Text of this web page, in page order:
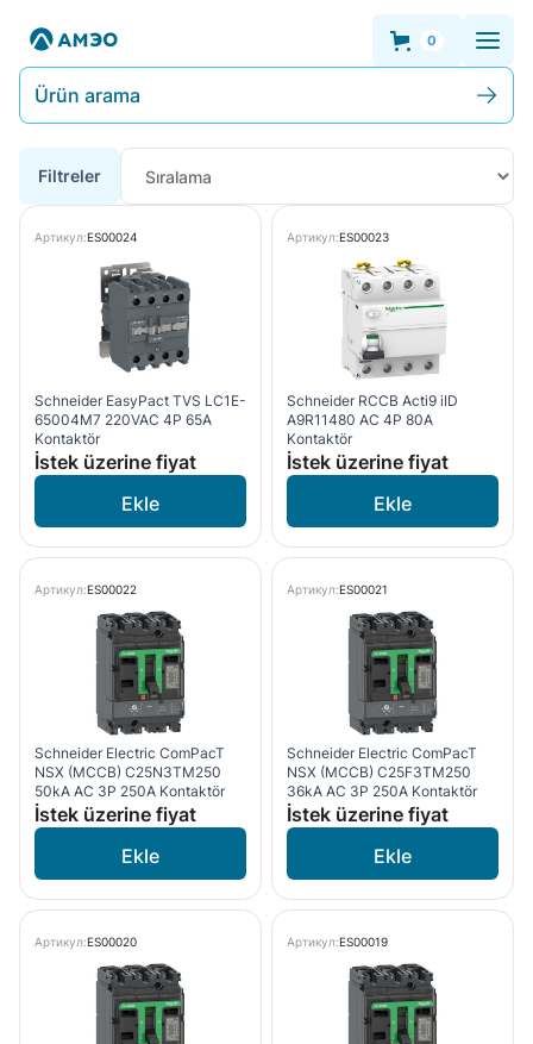
0
Ürün arama
Filtreler
Артикул:ES00024
Schneider EasyPact TVS LC1E-
65004M7 220VAC 4P 65A
Kontaktör
İstek üzerine fiyat
Артикул:ES00023
Schneider RCCB Acti9 iID
A9R11480 AC 4P 80A
Kontaktör
İstek üzerine fiyat
Артикул:ES00022
Schneider Electric ComPacT
NSX (MCCB) C25N3TM250
50kA AC 3P 250A Kontaktör
İstek üzerine fiyat
Артикул:ES00021
Schneider Electric ComPacT
NSX (MCCB) C25F3TM250
36kA AC 3P 250A Kontaktör
İstek üzerine fiyat
Артикул:ES00020 Артикул:ES00019